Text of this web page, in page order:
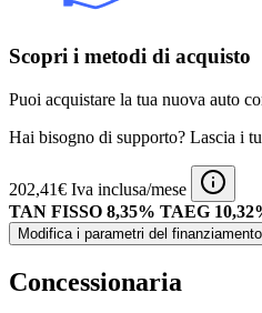
Scopri i metodi di acquisto
Puoi acquistare la tua nuova auto
Hai bisogno di supporto? Lascia i
202,41€ Iva inclusa/mese
TAN FISSO 8,35% TAEG
Modifica i parametri del finanziamento
Concessionaria